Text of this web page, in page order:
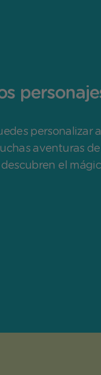
personalizar
aventuras
el